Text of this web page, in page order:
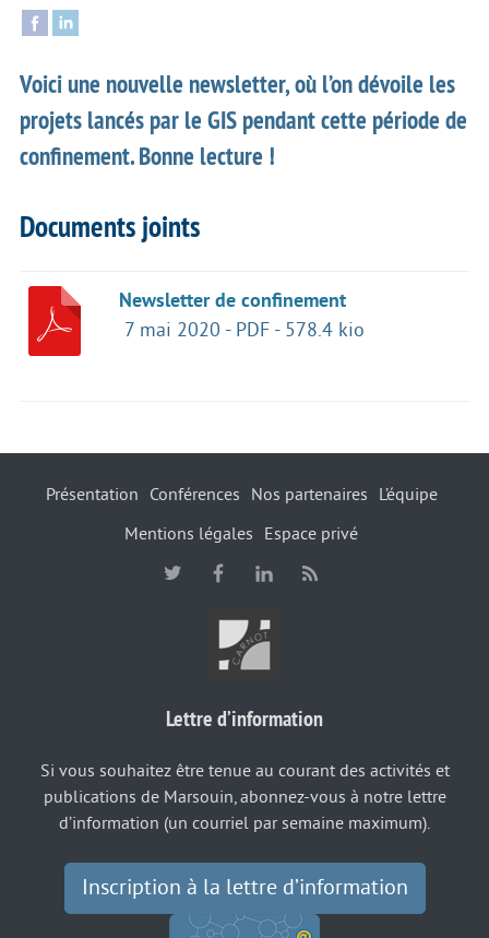
Voici une nouvelle newsletter, où l’on dévoile les
projets lancés par le GIS pendant cette période de
confinement. Bonne lecture !
Documents joints
Newsletter de confinement
7 mai 2020 - PDF - 578.4 kio
Présentation Conférences Nos partenaires
L’équipe
Mentions légales
Espace privé
Lettre d’information
Si vous souhaitez être tenue au courant des activités et
publications de Marsouin, abonnez-vous à notre lettre
d’information (un courriel par semaine maximum).
Inscription à la lettre d’information